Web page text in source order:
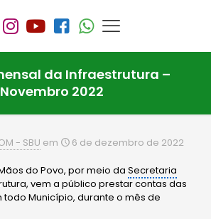
da Infraestrutura –
Novembro 2022
- SBU em 6 de dezembro de 2022
do Povo, por meio daSecretaria
vem a público prestar contas das
Município, durante o mês de